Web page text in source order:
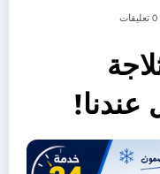
0 تعليقات